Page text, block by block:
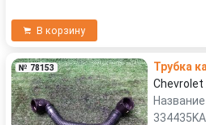
В корзину
№ 78153
Трубка
Chevrolet
334435KA